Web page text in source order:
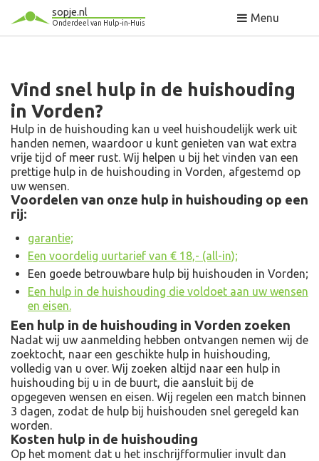
sopje.nl
Onderdeel van Hulp-in-Huis Menu
Vind snel hulp in de huishouding
in Vorden?
Hulp in de huishouding kan u veel huishoudelijk werk uit
handen nemen, waardoor u kunt genieten van wat extra
vrije tijd of meer rust. Wij helpen u bij het vinden van een
prettige hulp in de huishouding in Vorden, afgestemd op
uw wensen.
Voordelen van onze hulp in huishouding op een
rij:
garantie;
Een voordelig uurtarief van € 18,- (all-in);
Een goede betrouwbare hulp bij huishouden in Vorden;
Een hulp in de huishouding die voldoet aan uw wensen
en eisen.
Een hulp in de huishouding in Vorden zoeken
Nadat wij uw aanmelding hebben ontvangen nemen wij de
zoektocht, naar een geschikte hulp in huishouding,
volledig van u over. Wij zoeken altijd naar een hulp in
huishouding bij u in de buurt, die aansluit bij de
opgegeven wensen en eisen. Wij regelen een match binnen
3 dagen, zodat de hulp bij huishouden snel geregeld kan
worden.
Kosten hulp in de huishouding
Op het moment dat u het inschrijfformulier invult dan